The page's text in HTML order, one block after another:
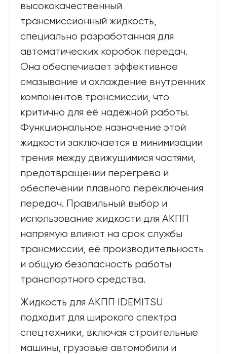
высококачественный
трансмиссионный жидкость,
специально разработанная для
автоматических коробок передач.
Она обеспечивает эффективное
смазывание и охлаждение внутренних
компонентов трансмиссии, что
критично для её надежной работы.
Функциональное назначение этой
жидкости заключается в минимизации
трения между движущимися частями,
предотвращении перегрева и
обеспечении плавного переключения
передач. Правильный выбор и
использование жидкости для АКПП
напрямую влияют на срок службы
трансмиссии, её производительность
и общую безопасность работы
транспортного средства.
Жидкость для АКПП IDEMITSU
подходит для широкого спектра
спецтехники, включая строительные
машины, грузовые автомобили и